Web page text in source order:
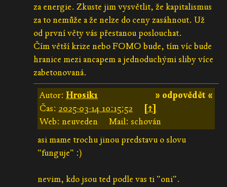
za energie. Zkuste jim vysvětlit, že kapitalismus
za to nemůže a že nelze do ceny zasáhnout. Už
od první věty vás přestanou poslouchat.
Čím větší krize nebo FOMO bude, tím víc bude
hranice mezi ancapem a jednoduchými sliby více
zabetonovaná.
» odpovědět «
Autor: Hrosik1
Čas: 2025-03-14 10:15:52
[↑]
Web: neuveden
Mail: schován
asi mame trochu jinou predstavu o slovu
"funguje" :)
nevim, kdo jsou ted podle vas ti "oni".